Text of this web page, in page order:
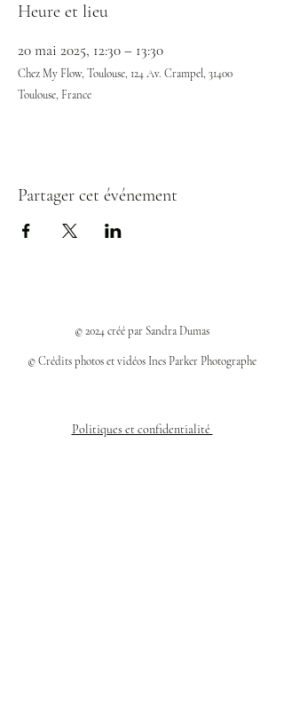
Heure et lieu
20 mai 2025, 12:30 – 13:30
Chez My Flow, Toulouse, 124 Av. Crampel, 31400
Toulouse, France
Partager cet événement
© 2024 créé par Sandra Dumas
© Crédits photos et vidéos Ines Parker Photographe
Politiques et confidentialité